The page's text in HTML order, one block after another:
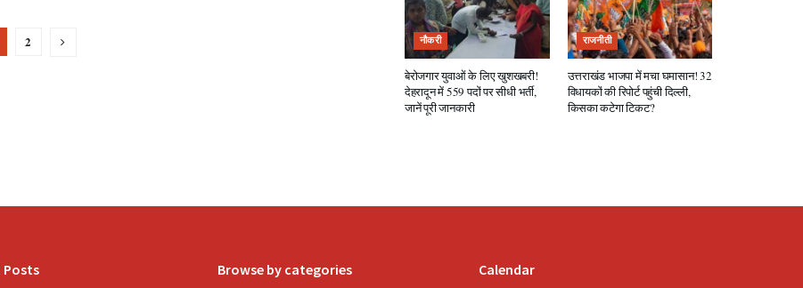
2 नौकरी
बेरोजगार युवाओं के लिए खुशखबरी!
देहरादून में 559 पदों पर सीधी भर्ती,
जानें पूरी जानकारी
राजनीती
उत्तराखंड भाजपा में मचा घमासान! 32
विधायकों की रिपोर्ट पहुंची दिल्ली,
किसका कटेगा टिकट?
Posts Browse by categories Calendar